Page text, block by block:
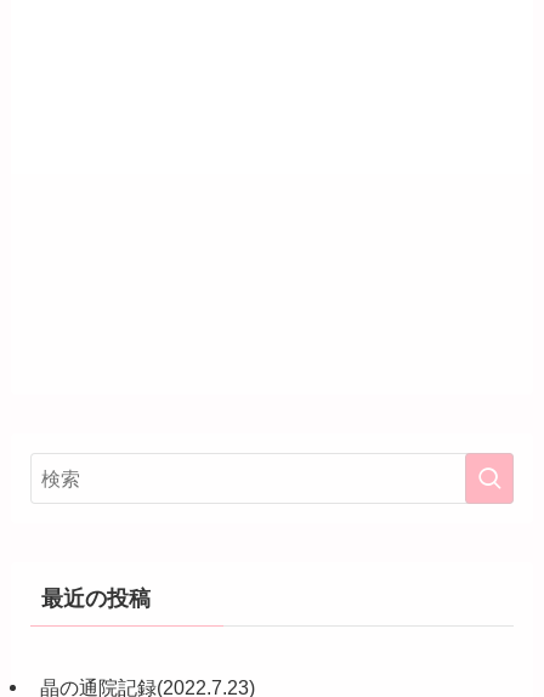
最近の投稿
晶の通院記録(2022.7.23)